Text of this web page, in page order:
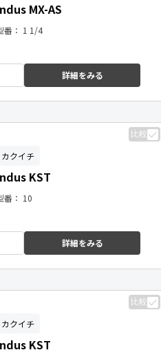
MX-AS
番： 1 1/4
詳細をみる
比較
カクイチ
KST
番： 10
詳細をみる
比較
カクイチ
KST